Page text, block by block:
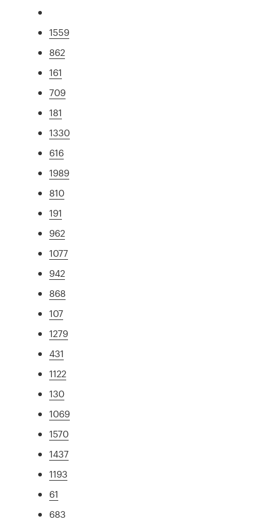
1559
862
161
709
181
1330
616
1989
810
191
962
1077
942
868
107
1279
431
1122
130
1069
1570
1437
1193
61
683